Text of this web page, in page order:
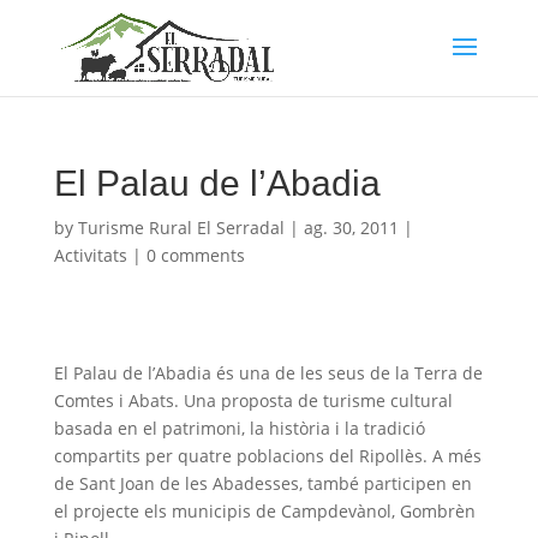
El Palau de l’Abadia
by Turisme Rural El Serradal | ag. 30, 2011 |
Activitats | 0 comments
El Palau de l’Abadia és una de les seus de la Terra de
Comtes i Abats. Una proposta de turisme cultural
basada en el patrimoni, la història i la tradició
compartits per quatre poblacions del Ripollès. A més
de Sant Joan de les Abadesses, també participen en
el projecte els municipis de Campdevànol, Gombrèn